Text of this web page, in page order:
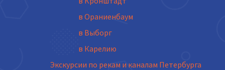
в Ораниенбаум
в Выборг
в Карелию
Экскурсии по рекам и каналам Петербурга